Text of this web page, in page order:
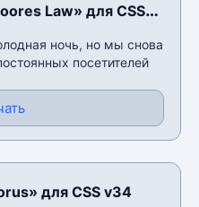
Law» для CSS
ночь, но мы снова
посетителей
для CSS v34